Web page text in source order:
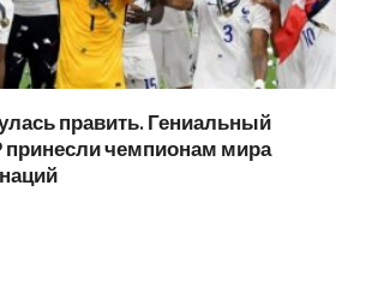
править. Гениальный
принесли чемпионам мира